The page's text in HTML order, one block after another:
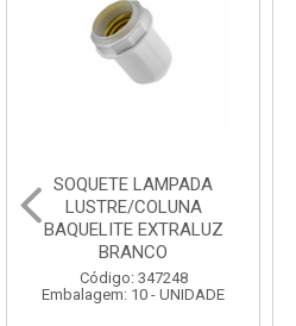
SOQUETE LAMPADA
LUSTRE/COLUNA
BAQUELITE EXTRALUZ
BRANCO
Código: 347248
Embalagem: 10 - UNIDADE